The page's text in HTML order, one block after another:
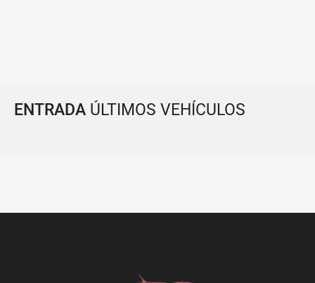
ENTRADA ÚLTIMOS VEHÍCULOS